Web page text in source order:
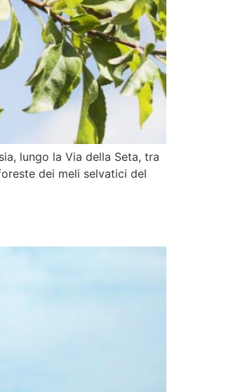
lungo la Via della Seta, tra
dei meli selvatici del